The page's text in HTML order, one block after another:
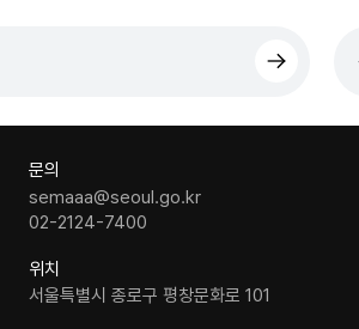
문의
semaaa@seoul.go.kr
02-2124-7400
위치
서울특별시 종로구 평창문화로 101